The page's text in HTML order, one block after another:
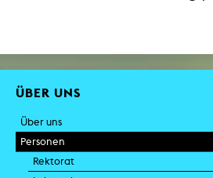
ÜBER UNS
Über uns
Personen
Rektorat